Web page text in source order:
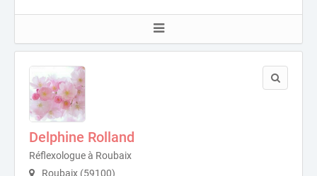
Delphine Rolland
Réflexologue à Roubaix
Roubaix (59100)